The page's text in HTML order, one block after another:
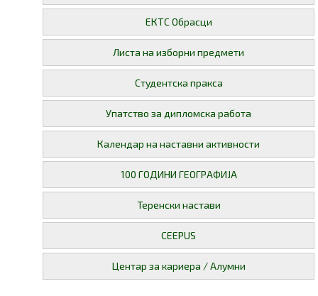
ЕКТС Обрасци
Листа на изборни предмети
Студентска пракса
Упатство за дипломска работа
Календар на наставни активности
100 ГОДИНИ ГЕОГРАФИЈА
Теренски настави
CEEPUS
Центар за кариера / Алумни